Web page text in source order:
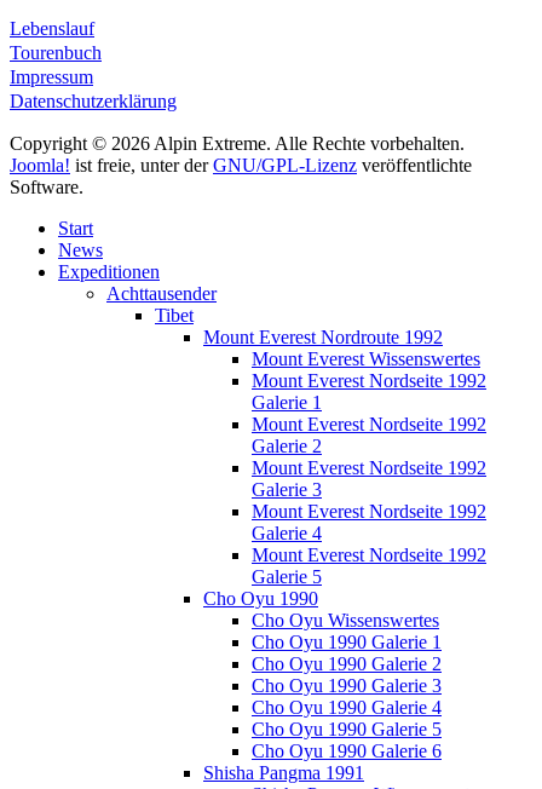
Lebenslauf
Tourenbuch
Impressum
Datenschutzerklärung
Copyright © 2026 Alpin Extreme. Alle Rechte vorbehalten.
Joomla! ist freie, unter derGNU/GPL-Lizenz veröffentlichte
Software.
Start
News
Expeditionen
Achttausender
Tibet
Mount Everest Nordroute 1992
Mount Everest Wissenswertes
Mount Everest Nordseite 1992
Galerie 1
Mount Everest Nordseite 1992
Galerie 2
Mount Everest Nordseite 1992
Galerie 3
Mount Everest Nordseite 1992
Galerie 4
Mount Everest Nordseite 1992
Galerie 5
Cho Oyu 1990
Cho Oyu Wissenswertes
Cho Oyu 1990 Galerie 1
Cho Oyu 1990 Galerie 2
Cho Oyu 1990 Galerie 3
Cho Oyu 1990 Galerie 4
Cho Oyu 1990 Galerie 5
Cho Oyu 1990 Galerie 6
Shisha Pangma 1991